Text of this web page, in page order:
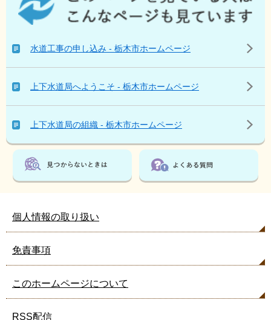
を
見
て
い
る
人
こ
な
ジ
て
い
水道工事の申し込み - 栃木市ホームページ
上下水道局へようこそ - 栃木市ホームページ
上下水道局の組織 - 栃木市ホームページ
個人情報の取り扱い
免責事項
このホームページについて
RSS配信